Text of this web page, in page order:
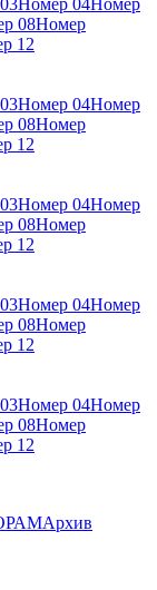
Номер 04Номер
08Номер
12
Номер 04Номер
08Номер
12
Номер 04Номер
08Номер
12
Номер 04Номер
08Номер
12
Номер 04Номер
08Номер
12
Архив